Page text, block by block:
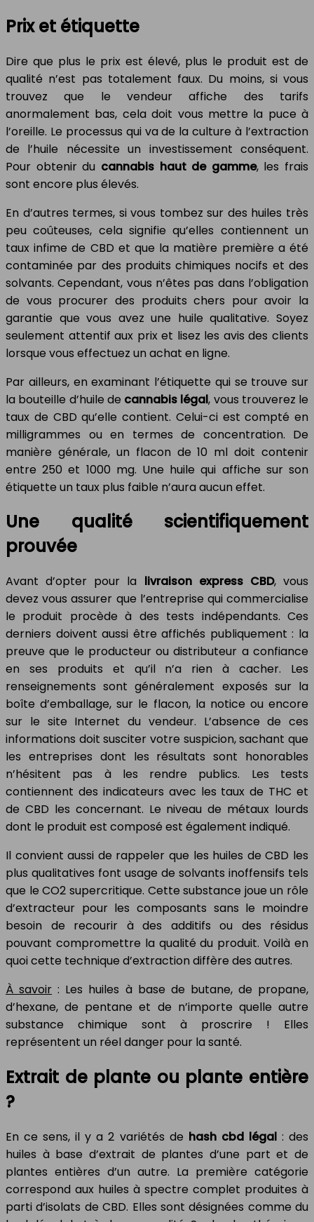
Prix et étiquette
Dire que plus le prix est élevé, plus le produit est de
qualité n’est pas totalement faux. Du moins, si vous
trouvez que le vendeur affiche des tarifs
anormalement bas, cela doit vous mettre la puce à
l’oreille. Le processus qui va de la culture à l’extraction
de l’huile nécessite un investissement conséquent.
Pour obtenir du cannabis haut de gamme, les frais
sont encore plus élevés.
En d’autres termes, si vous tombez sur des huiles très
peu coûteuses, cela signifie qu’elles contiennent un
taux infime de CBD et que la matière première a été
contaminée par des produits chimiques nocifs et des
solvants. Cependant, vous n’êtes pas dans l’obligation
de vous procurer des produits chers pour avoir la
garantie que vous avez une huile qualitative. Soyez
seulement attentif aux prix et lisez les avis des clients
lorsque vous effectuez un achat en ligne.
Par ailleurs, en examinant l’étiquette qui se trouve sur
la bouteille d’huile de cannabis légal, vous trouverez le
taux de CBD qu’elle contient. Celui-ci est compté en
milligrammes ou en termes de concentration. De
manière générale, un flacon de 10 ml doit contenir
entre 250 et 1000 mg. Une huile qui affiche sur son
étiquette un taux plus faible n’aura aucun effet.
Une qualité scientifiquement
prouvée
Avant d’opter pour la livraison express CBD, vous
devez vous assurer que l’entreprise qui commercialise
le produit procède à des tests indépendants. Ces
derniers doivent aussi être affichés publiquement : la
preuve que le producteur ou distributeur a confiance
en ses produits et qu’il n’a rien à cacher. Les
renseignements sont généralement exposés sur la
boîte d’emballage, sur le flacon, la notice ou encore
sur le site Internet du vendeur. L’absence de ces
informations doit susciter votre suspicion, sachant que
les entreprises dont les résultats sont honorables
n’hésitent pas à les rendre publics. Les tests
contiennent des indicateurs avec les taux de THC et
de CBD les concernant. Le niveau de métaux lourds
dont le produit est composé est également indiqué.
Il convient aussi de rappeler que les huiles de CBD les
plus qualitatives font usage de solvants inoffensifs tels
que le CO2 supercritique. Cette substance joue un rôle
d’extracteur pour les composants sans le moindre
besoin de recourir à des additifs ou des résidus
pouvant compromettre la qualité du produit. Voilà en
quoi cette technique d’extraction diffère des autres.
À savoir : Les huiles à base de butane, de propane,
d’hexane, de pentane et de n’importe quelle autre
substance chimique sont à proscrire ! Elles
représentent un réel danger pour la santé.
Extrait de plante ou plante entière
?
En ce sens, il y a 2 variétés de hash cbd légal : des
huiles à base d’extrait de plantes d’une part et de
plantes entières d’un autre. La première catégorie
correspond aux huiles à spectre complet produites à
parti d’isolats de CBD. Elles sont désignées comme du